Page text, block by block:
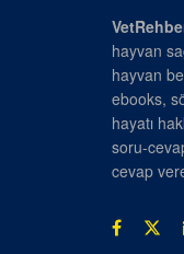
hayvan
hayvan
ebooks,
hayatı
soru-
cevap